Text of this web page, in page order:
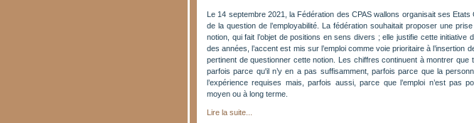
Le 14 septembre 2021, la Fédération des CPAS wallons organisait ses Etats
de la question de l’employabilité. La fédération souhaitait proposer une
notion, qui fait l’objet de positions en sens divers ; elle justifie cette initiative
des années, l’accent est mis sur l’emploi comme voie prioritaire à l’insertion
pertinent de questionner cette notion. Les chiffres continuent à montrer que
parfois parce qu'il n’y en a pas suffisamment, parfois parce que la
l’expérience requises mais, parfois aussi, parce que l’emploi n’est pas
moyen ou à long terme.
Lire la suite...